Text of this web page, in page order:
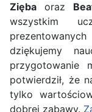
Zięba oraz
wszystkim
dziękujemy
przygotowanie
potwierdził, że
tylko
dobrej zabawy.